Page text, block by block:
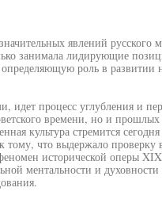
явлений русского
занимала лидирующие
роль в развитии
идет процесс углубления и
времени, но и прошлых
культура стремится
тому, что выдержало проверку
исторической оперы
ментальности и духовности